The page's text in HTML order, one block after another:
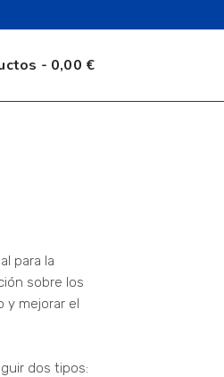
0,00 €
para la
sobre los
y mejorar el
dos tipos: